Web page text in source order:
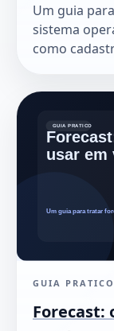
Um guia
sistema
como
GUIA PRATICO
Forecast: